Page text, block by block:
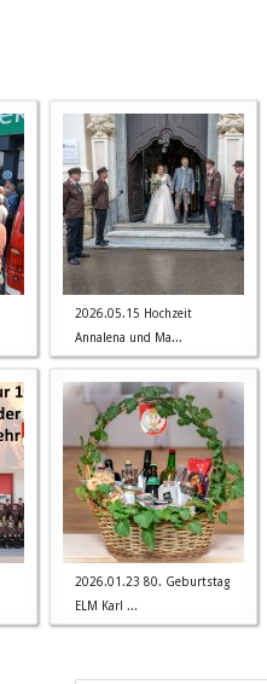
2026.05.15 Hochzeit
Annalena und Ma...
2026.01.23 80. Geburtstag
ELM Karl ...